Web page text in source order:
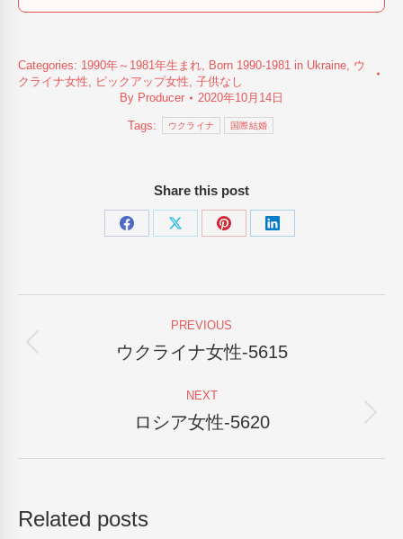
Categories: 1990年～1981年生まれ, Born 1990-1981 in Ukraine, ウ
クライナ女性, ピックアップ女性, 子供なし
By Producer 2020年10月14日
Tags: ウクライナ 国際結婚
Share this post
Share
Share
Share
Share
navigation
PREVIOUS
Previous
ウクライナ女性-5615
NEXT
Next
ロシア女性-5620
Related posts